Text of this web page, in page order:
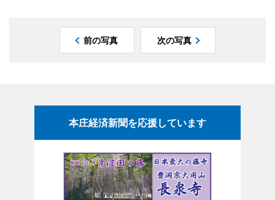
前の写真 次の写真
本庄経済新聞を応援しています